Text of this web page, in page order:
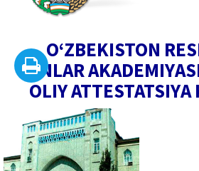
O‘ZBEKISTON
FANLAR
OLIY ATTESTATSIYA